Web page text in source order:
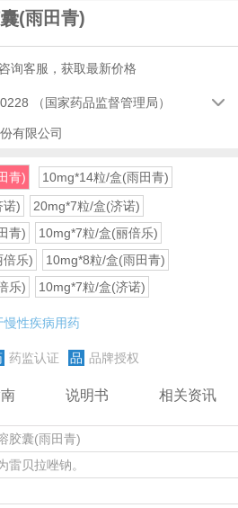
(雨田青)
咨询客服，获取最新价格
（国家药品监督管理局） 
有限公司
青)
10mg*14粒/盒(雨田青)
诺)
20mg*7粒/盒(济诺)
青)
10mg*7粒/盒(丽倍乐)
倍乐)
10mg*8粒/盒(雨田青)
乐)
10mg*7粒/盒(济诺)
慢性疾病用药
药监认证 品 品牌授权
说明书 相关资讯
胶囊(雨田青)
雷贝拉唑钠。